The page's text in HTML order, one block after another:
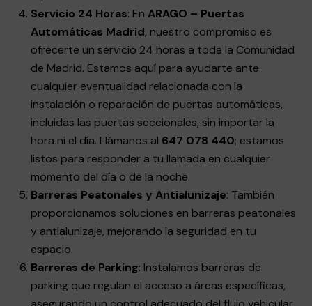
Servicio 24 Horas: En ARAGO – Puertas
Automáticas Madrid, nuestro compromiso es
ofrecerte un servicio 24 horas a toda la Comunidad
de Madrid. Estamos aquí para ayudarte ante
cualquier eventualidad relacionada con la
instalación o reparación de puertas automáticas,
incluidas las puertas seccionales, sin importar la
hora ni el día. Llámanos al 647 078 440; estamos
listos para responder a tu llamada en cualquier
momento del día o de la noche.
Barreras Peatonales y Antialunizaje: También
proporcionamos soluciones en barreras peatonales
y antialunizaje, mejorando la seguridad en tu
espacio.
Barreras de Parking: Instalamos barreras de
parking que regulan el acceso a áreas específicas,